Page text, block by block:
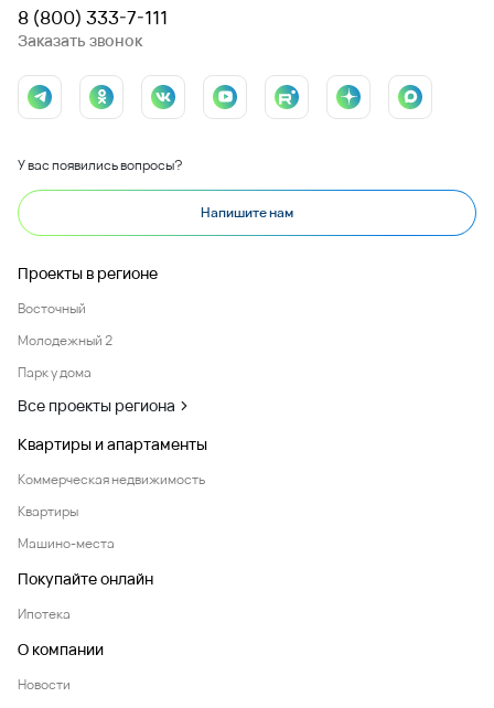
8 (800) 333-7-111
Заказать звонок
У вас появились вопросы?
Напишите нам
Проекты в регионе
Восточный
Молодежный 2
Парк у дома
Все проекты региона
Квартиры и апартаменты
Коммерческая недвижимость
Квартиры
Машино-места
Покупайте онлайн
Ипотека
О компании
Новости